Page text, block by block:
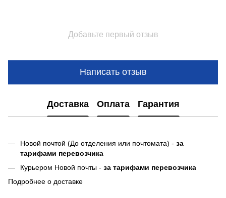
Добавьте первый отзыв
Написать отзыв
Доставка Оплата Гарантия
Новой почтой (До отделения или почтомата) - за
тарифами перевозчика
Курьером Новой почты - за тарифами перевозчика
Подробнее о доставке